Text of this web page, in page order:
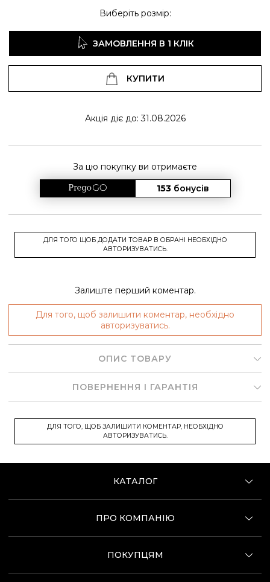
Виберіть розмір:
ЗАМОВЛЕННЯ В 1 КЛІК
КУПИТИ
Акція діє до: 31.08.2026
За цю покупку ви отримаєте
153 бонусів
ДЛЯ ТОГО ЩОБ ДОДАТИ ТОВАР В ОБРАНІ НЕОБХІДНО
АВТОРИЗУВАТИСЬ.
Залиште перший коментар.
Для того, щоб залишити коментар, необхідно
авторизуватись.
ОПИС ТОВАРУ
ПОВЕРНЕННЯ І ГАРАНТІЯ
ДЛЯ ТОГО, ЩОБ ЗАЛИШИТИ КОМЕНТАР, НЕОБХІДНО
АВТОРИЗУВАТИСЬ.
КАТАЛОГ
ПРО КОМПАНІЮ
ПОКУПЦЯМ